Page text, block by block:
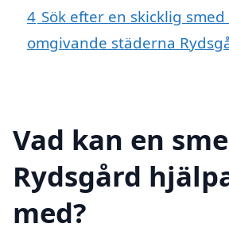
4 Sök efter en skicklig smed
omgivande städerna
Vad kan en
Rydsgård
med?